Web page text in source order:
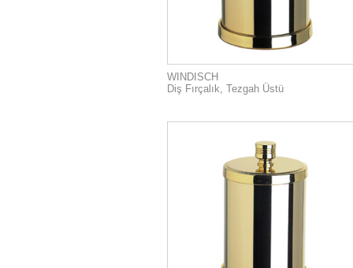
WINDISCH
Diş Fırçalık, Tezgah Üstü